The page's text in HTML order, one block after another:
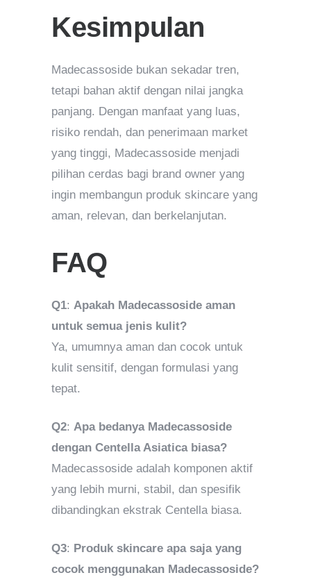
Kesimpulan
Madecassoside bukan sekadar tren,
tetapi bahan aktif dengan nilai jangka
panjang. Dengan manfaat yang luas,
risiko rendah, dan penerimaan market
yang tinggi, Madecassoside menjadi
pilihan cerdas bagi brand owner yang
ingin membangun produk skincare yang
aman, relevan, dan berkelanjutan.
FAQ
Q1: Apakah Madecassoside aman
untuk semua jenis kulit?
Ya, umumnya aman dan cocok untuk
kulit sensitif, dengan formulasi yang
tepat.
Q2: Apa bedanya Madecassoside
dengan Centella Asiatica biasa?
Madecassoside adalah komponen aktif
yang lebih murni, stabil, dan spesifik
dibandingkan ekstrak Centella biasa.
Q3: Produk skincare apa saja yang
cocok menggunakan Madecassoside?